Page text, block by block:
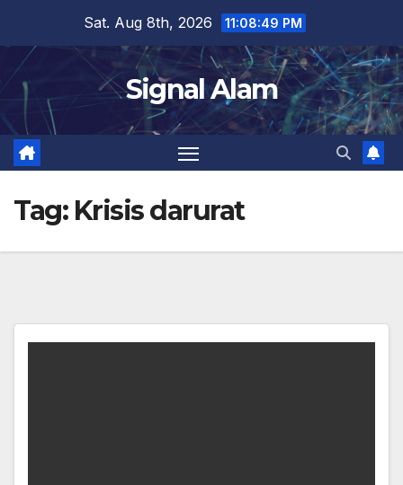
content
Sat. Aug 8th, 2026 11:08:49 PM
Signal Alam
Tag: Krisis darurat